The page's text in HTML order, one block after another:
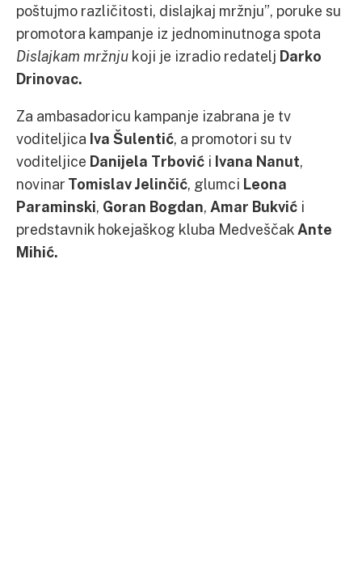
poštujmo različitosti, dislajkaj mržnju”, poruke su
promotora kampanje iz jednominutnoga spota
Dislajkam mržnju koji je izradio redatelj Darko
Drinovac.
Za ambasadoricu kampanje izabrana je tv
voditeljica Iva Šulentić, a promotori su tv
voditeljice Danijela Trbović i Ivana Nanut,
novinar Tomislav Jelinčić, glumci Leona
Paraminski, Goran Bogdan, Amar Bukvić i
predstavnik hokejaškog kluba Medveščak Ante
Mihić.